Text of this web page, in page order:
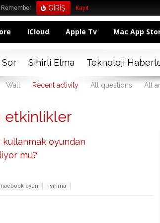
Remember Kayıt
iCloud Apple Tv Mac App
Sor Sihirli Elma Teknoloji
Wall Recent activity All questions All
etkinlikler
oyundan
mu?
oyun ısınma